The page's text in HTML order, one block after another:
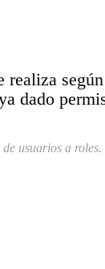
dado
usuarios a roles.